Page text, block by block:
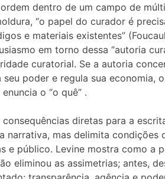
dentro de um campo de
“o papel do curador é
e materiais existentes”
em torno dessa “autoria
curatorial. Se a autoria
poder e regula sua economia,
o “o quê” .
diretas para a
narrativa, mas delimita
e público. Levine mostra como a
eliminou as assimetrias; antes,